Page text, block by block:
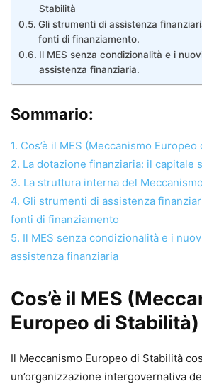
Stabilità
Gli strumenti di assistenza
fonti di finanziamento.
Il MES senza condizionalità e i
assistenza finanziaria.
Sommario:
1. Cos’è il MES (Meccanismo
2. La dotazione finanziaria: il capitale
3. La struttura interna del
4. Gli strumenti di assistenza
fonti di finanziamento
5. Il MES senza condizionalità e i
assistenza finanziaria
Cos’è il MES
Europeo di Stabilità)
Il Meccanismo Europeo di Stabilità
un’organizzazione intergovernativa